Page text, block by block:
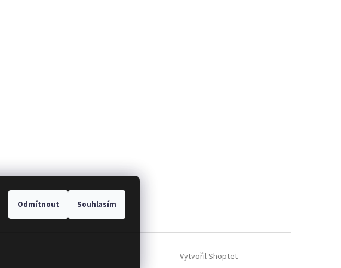
Odmítnout Souhlasím
Vytvořil Shoptet